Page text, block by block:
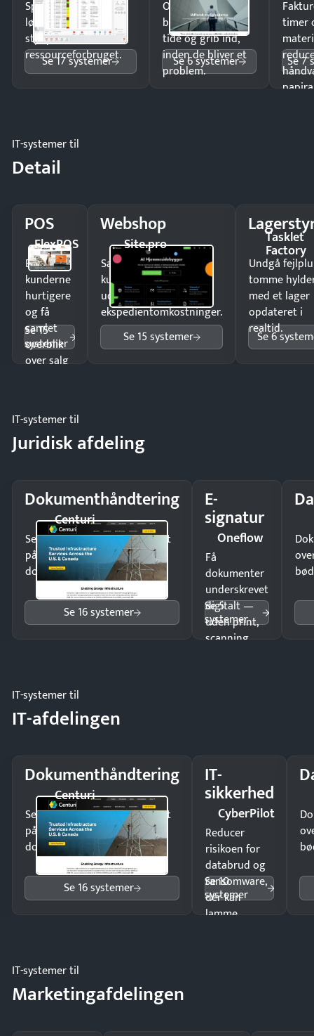
Spar tid på
lønberegning og få
styr på
ressourceforbruget.
Se 17 systemer
Opdag
budgetafvigelser i
tide og grib ind,
inden de bliver et
problem.
Se 6 systemer
timer
Se 7
IT-systemer til
Detail
POS
FlexPOS
Ekspedér
kunderne
hurtigere
og få
samlet
overblik
over salg
Se 15
systemer
Webshop
Site.pro
Sælg produkter 24/7 til
kunder i hele landet
uden
ekspedientomkostninger.
Se 15 systemer
Tasklet
Factory
Undgå
tomme
med et lager
opdateret i
realtid.
Se 6
IT-systemer til
Juridisk afdeling
Dokumenthåndtering
Centuri
Send kontrakter til underskrift
på minutter og mist ingen
dokumenter.
Se 16 systemer
E-
signatur
Oneflow
Få
dokumenter
underskrevet
digitalt —
uden print,
scanning
Se 5
systemer
IT-systemer til
IT-afdelingen
Dokumenthåndtering
Centuri
Send kontrakter til underskrift
på minutter og mist ingen
dokumenter.
Se 16 systemer
IT-
sikkerhed
CyberPilot
Reducer
risikoen for
databrud og
ransomware,
der kan
lamme
Se 10
systemer
IT-systemer til
Marketingafdelingen